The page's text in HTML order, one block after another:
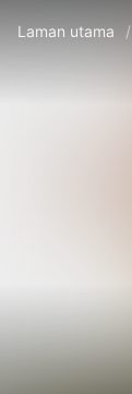
Laman utama /